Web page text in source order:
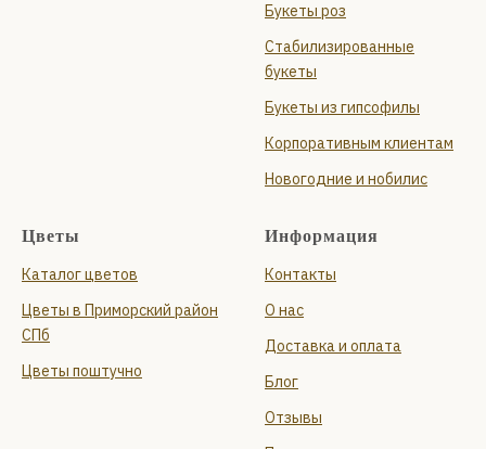
Букеты роз
Стабилизированные
букеты
Букеты из гипсофилы
Корпоративным клиентам
Новогодние и нобилис
Цветы
Каталог цветов
Цветы в Приморский район
СПб
Цветы поштучно
Информация
Контакты
О нас
Доставка и оплата
Блог
Отзывы